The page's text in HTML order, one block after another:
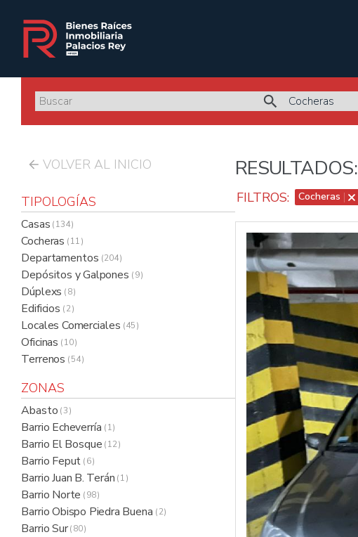
VOLVER AL INICIO
TIPOLOGÍAS
Casas ( 134 )
Cocheras ( 11 )
Departamentos ( 204 )
Depósitos y Galpones ( 9 )
Dúplexs ( 8 )
Edificios ( 2 )
Locales Comerciales ( 45 )
Oficinas ( 10 )
Terrenos ( 54 )
ZONAS
Abasto ( 3 )
Barrio Echeverría ( 1 )
Barrio El Bosque ( 12 )
Barrio Feput ( 6 )
Barrio Juan B. Terán ( 1 )
Barrio Norte ( 98 )
Barrio Obispo Piedra Buena ( 2 )
Barrio Sur ( 80 )
RESULTADOS:
FILTROS:
Cocheras